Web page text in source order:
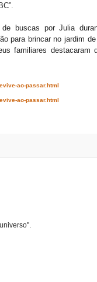
buscas por Julia
para brincar no jardim
familiares destacaram
ao-passar.html
ao-passar.html